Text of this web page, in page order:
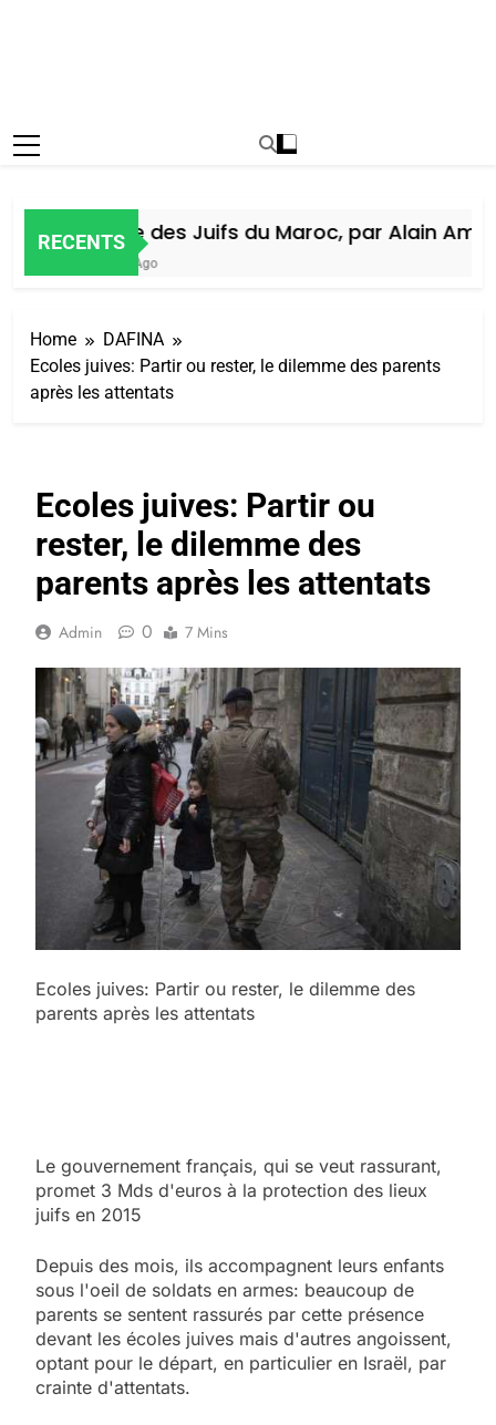
RECENTS
Histoire des Juifs du Maroc, par Alain Amiel
Home
DAFINA
Ecoles juives: Partir ou rester, le dilemme des parents
après les attentats
Ecoles juives: Partir ou
rester, le dilemme des
parents après les attentats
Admin 0 7 Mins
Ecoles juives: Partir ou rester, le dilemme des
parents après les attentats
Le gouvernement français, qui se veut rassurant,
promet 3 Mds d'euros à la protection des lieux
juifs en 2015
Depuis des mois, ils accompagnent leurs enfants
sous l'oeil de soldats en armes: beaucoup de
parents se sentent rassurés par cette présence
devant les écoles juives mais d'autres angoissent,
optant pour le départ, en particulier en Israël, par
crainte d'attentats.